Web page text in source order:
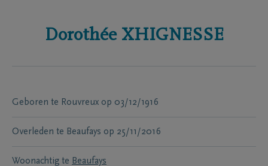
Dorothée XHIGNESSE
Geboren te Rouvreux op 03/12/1916
Overleden te Beaufays op 25/11/2016
Woonachtig te Beaufays